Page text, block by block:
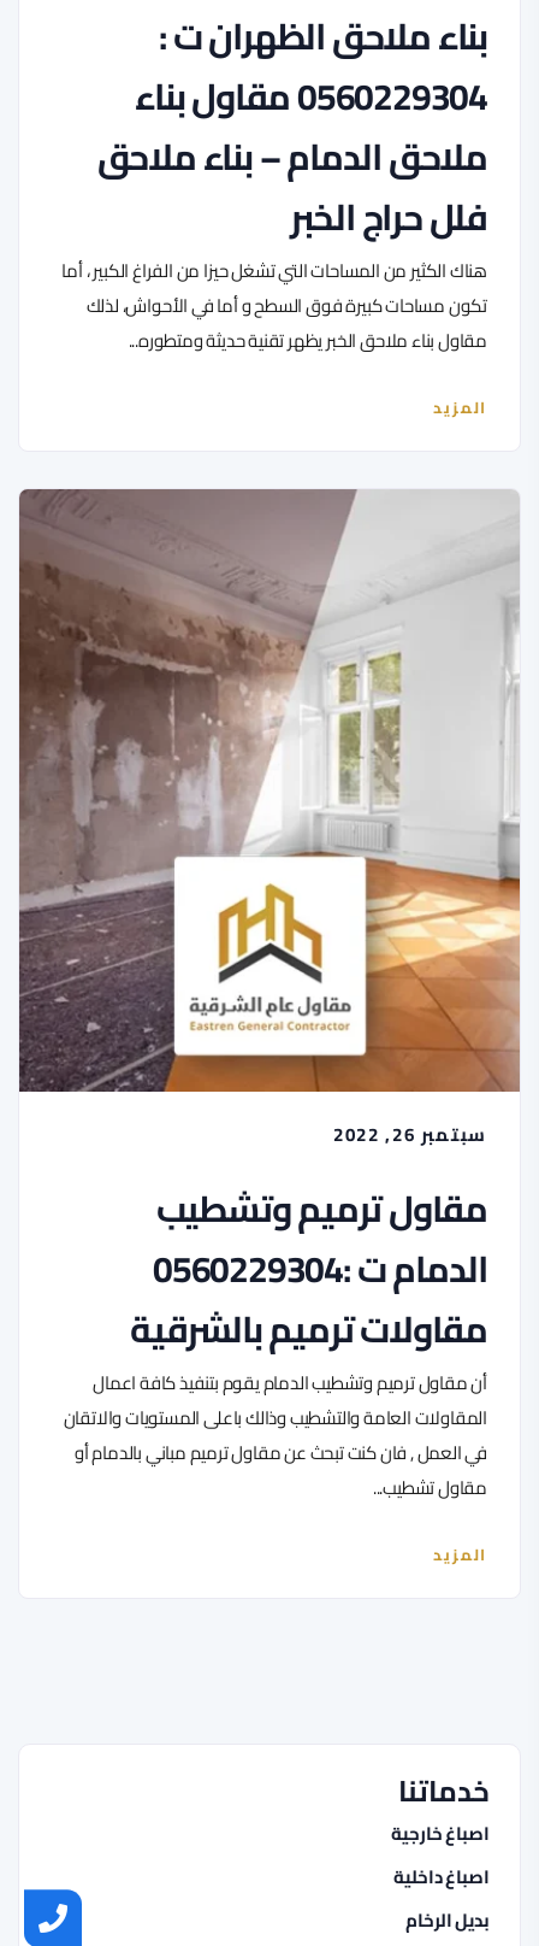
بناء ملاحق الظهران ت :
0560229304 مقاول بناء
ملاحق الدمام – بناء ملاحق
فلل حراج الخبر
هناك الكثير من المساحات التي تشغل حيزا من الفراغ الكبير ، أما
تكون مساحات كبيرة فوق السطح و أما في الأحواش، لذلك
مقاول بناء ملاحق الخبر يظهر تقنية حديثة ومتطوره...
المزيد
سبتمبر 26, 2022
مقاول ترميم وتشطيب
الدمام ت :0560229304
مقاولات ترميم بالشرقية
أن مقاول ترميم وتشطيب الدمام يقوم بتنفيذ كافة اعمال
المقاولات العامة والتشطيب وذالك باعلى المستويات والاتقان
في العمل , فان كنت تبحث عن مقاول ترميم مباني بالدمام أو
مقاول تشطيب...
المزيد
خدماتنا
اصباغ خارجية
اصباغ داخلية
بديل الرخام